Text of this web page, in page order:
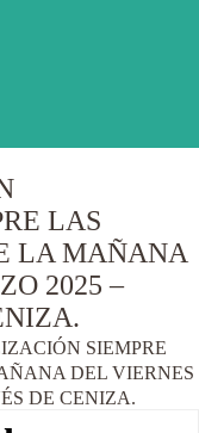
LAS
LA MAÑANA
2025 –
SIEMPRE
DEL VIERNES
DE CENIZA.